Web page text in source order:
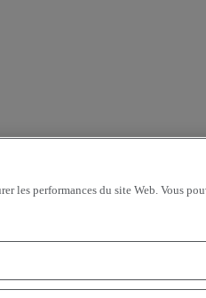
performances du site Web.